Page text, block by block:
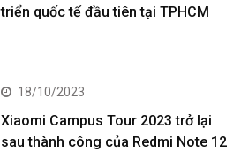
triển quốc tế đầu tiên tại TPHCM
18/10/2023
Xiaomi Campus Tour 2023 trở lại
sau thành công của Redmi Note 12